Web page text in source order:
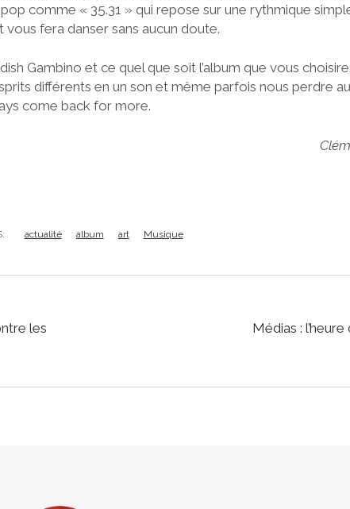
comme « 35.31 » qui repose sur une rythmique
fera danser sans aucun doute.
Gambino et ce quel que soit l’album que vous
différents en un son et même parfois nous perdre au
come back for more.
actualité album art Musique
les
Médias :